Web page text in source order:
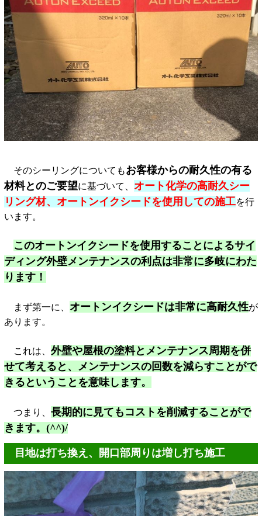
そのシーリングについてもお客様からの耐久性の有る
材料とのご要望に基づいて、 オート化学の高耐久シー
リング材、オートンイクシードを使用しての施工を行
います。
このオートンイクシードを使用することによるサイ
ディング外壁メンテナンスの利点は非常に多岐にわた
ります！
まず第一に、 オートンイクシードは非常に高耐久性が
あります。
これは、 外壁や屋根の塗料とメンテナンス周期を併
せて考えると、メンテナンスの回数を減らすことがで
きるということを意味します。
つまり、 長期的に見てもコストを削減することがで
きます。(^^)/
目地は打ち換え、開口部周りは増し打ち施工